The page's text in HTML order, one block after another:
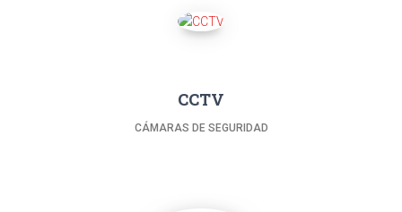
CCTV
CÁMARAS DE SEGURIDAD